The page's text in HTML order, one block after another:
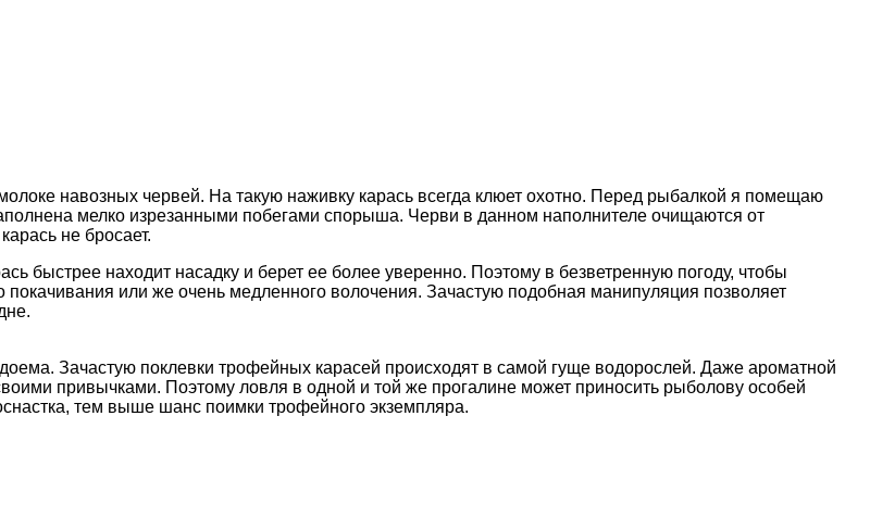
навозных червей. На такую наживку карась всегда клюет охотно. Перед рыбалкой я помещаю
мелко изрезанными побегами спорыша. Черви в данном наполнителе очищаются от
не бросает.
быстрее находит насадку и берет ее более уверенно. Поэтому в безветренную погоду, чтобы
или же очень медленного волочения. Зачастую подобная манипуляция позволяет
Зачастую поклевки трофейных карасей происходят в самой гуще водорослей. Даже ароматной
привычками. Поэтому ловля в одной и той же прогалине может приносить рыболову особей
тем выше шанс поимки трофейного экземпляра.